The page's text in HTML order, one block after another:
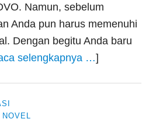
Namun, sebelum
Anda pun harus memenuhi
Dengan begitu Anda baru
selengkapnya …]